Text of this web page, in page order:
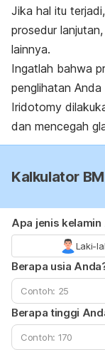
Jika hal itu
prosedur
lainnya.
Ingatlah bahwa
penglihatan
Iridotomy
dan mencegah
Kalkulator
Apa jenis kelamin
Laki-
Berapa usia
Berapa tinggi